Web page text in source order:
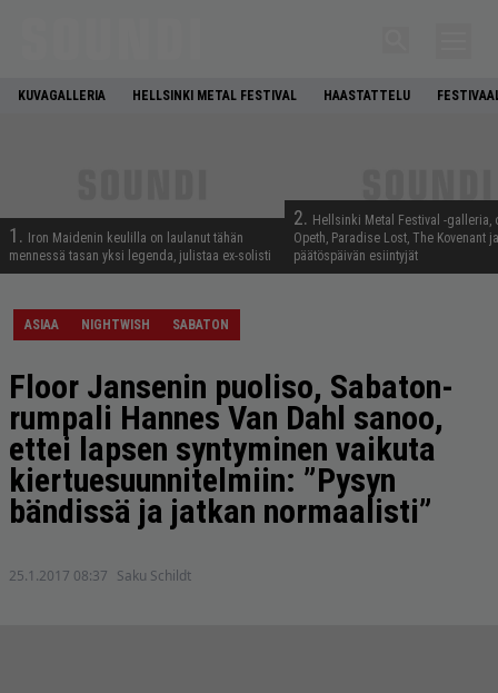
KUVAGALLERIA HELLSINKI METAL FESTIVAL HAASTATTELU
1.
Iron Maidenin keulilla on laulanut tähän
mennessä tasan yksi legenda, julistaa ex-solisti
2. Hellsinki Metal Festival -galleria,
Opeth, Paradise Lost, The Kovenant
päätöspäivän esiintyjät
ASIAA NIGHTWISH SABATON
Floor Jansenin puoliso, Sabaton-
rumpali Hannes Van Dahl sanoo,
ettei lapsen syntyminen vaikuta
kiertuesuunnitelmiin: ”Pysyn
bändissä ja jatkan normaalisti”
25.1.2017 08:37 Saku Schildt